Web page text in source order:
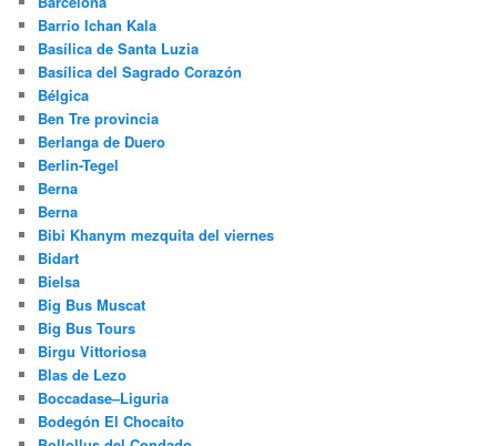
Barrio Ichan Kala
Basílica de Santa Luzia
Basílica del Sagrado Corazón
Bélgica
Ben Tre provincia
Berlanga de Duero
Berlin-Tegel
Berna
Berna
Bibi Khanym mezquita del viernes
Bidart
Bielsa
Big Bus Muscat
Big Bus Tours
Birgu Vittoriosa
Blas de Lezo
Boccadase–Liguria
Bodegón El Chocaito